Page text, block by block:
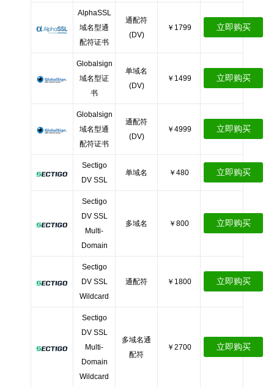
AlphaSSL
域名型通
配符证书
通配符
(DV)
￥1799 立即购买
Globalsign
域名型证
书
单域名
(DV)
￥1499 立即购买
Globalsign
域名型通
配符证书
通配符
(DV)
￥4999 立即购买
Sectigo
DV SSL
单域名 ￥480 立即购买
Sectigo
DV SSL
Multi-
Domain
多域名 ￥800 立即购买
Sectigo
DV SSL
Wildcard
通配符 ￥1800 立即购买
Sectigo
DV SSL
Multi-
Domain
Wildcard
多域名通
配符
￥2700 立即购买